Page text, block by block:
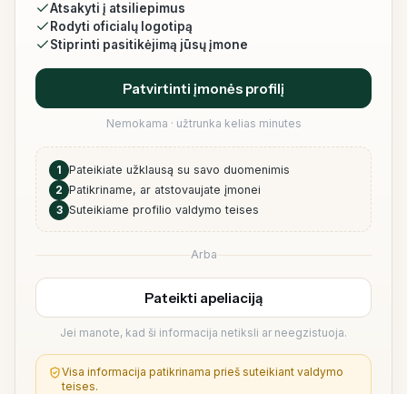
Atsakyti į atsiliepimus
Rodyti oficialų logotipą
Stiprinti pasitikėjimą jūsų įmone
Patvirtinti įmonės profilį
Nemokama · užtrunka kelias minutes
1 Pateikiate užklausą su savo duomenimis
2 Patikriname, ar atstovaujate įmonei
3 Suteikiame profilio valdymo teises
Arba
Pateikti apeliaciją
Jei manote, kad ši informacija netiksli ar neegzistuoja.
Visa informacija patikrinama prieš suteikiant valdymo
teises.